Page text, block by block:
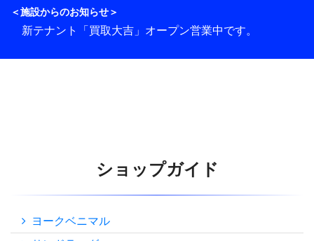
＜施設からのお知らせ＞
新テナント「買取大吉」オープン営業中です。
ショップガイド
ヨークベニマル